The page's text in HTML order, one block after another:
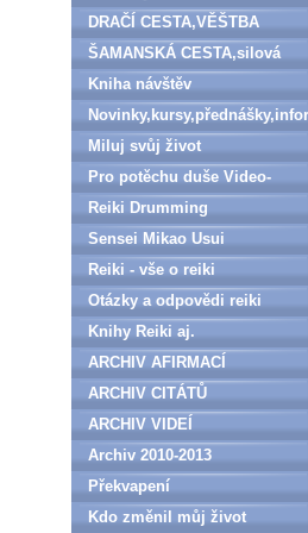
DRAČÍ CESTA,VĚŠTBA
ŠAMANSKÁ CESTA,silová
zvířata
Kniha návštěv
Miluj svůj život
Pro potěchu duše Video-
denně aktualizováno
Reiki Drumming
Sensei Mikao Usui
Reiki - vše o reiki
Otázky a odpovědi reiki
Knihy Reiki aj.
ARCHIV AFIRMACÍ
ARCHIV CITÁTŮ
ARCHIV VIDEÍ
Archiv 2010-2013
Překvapení
Kdo změnil můj život